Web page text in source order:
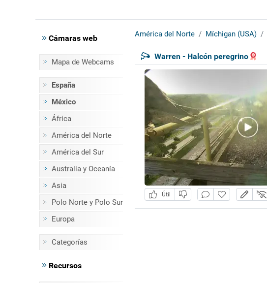
Cámaras web
Mapa de Webcams
España
México
África
América del Norte
América del Sur
Australia y Oceanía
Asia
Polo Norte y Polo Sur
Europa
Categorías
Recursos
América del Norte Míchigan (USA)
Warren - Halcón peregrino
Útil